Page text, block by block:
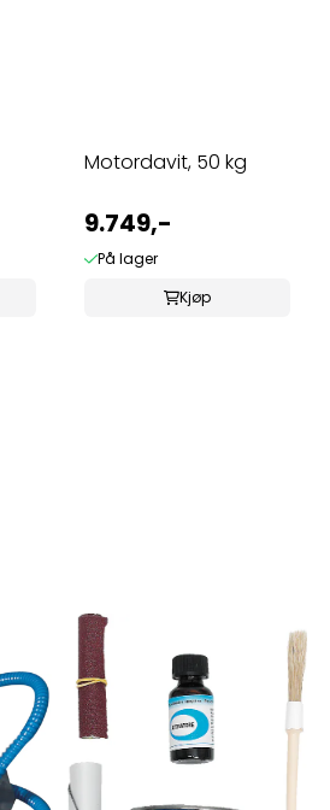
Motordavit, 50 kg
9.749,-
På lager
Kjøp